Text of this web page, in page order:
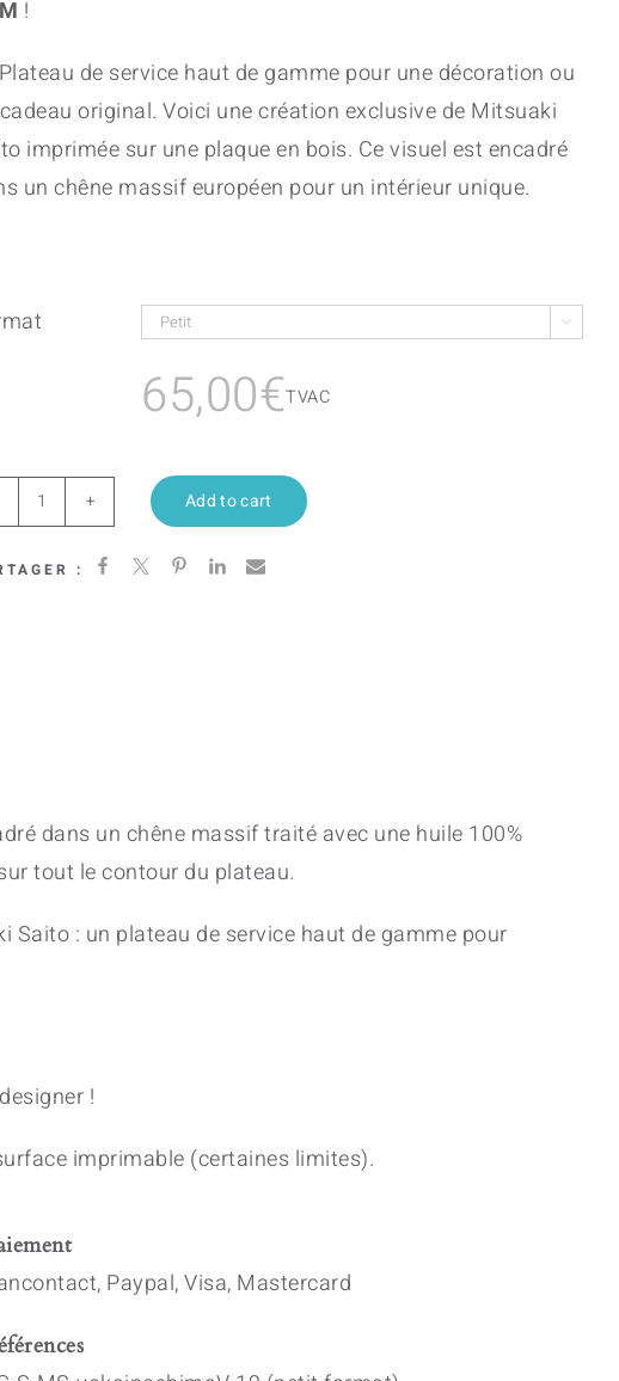
!
de service haut de gamme pour une décoration ou
original. Voici une création exclusive de Mitsuaki
imprimée sur une plaque en bois. Ce visuel est encadré
un chêne massif européen pour un intérieur unique.

65,00€TVAC
Yokainoshima
V
Add to cart
:
dans un chêne massif traité avec une huile 100%
tout le contour du plateau.
Saito : un plateau de service haut de gamme pour
!
imprimable (certaines limites).
Paypal, Visa, Mastercard